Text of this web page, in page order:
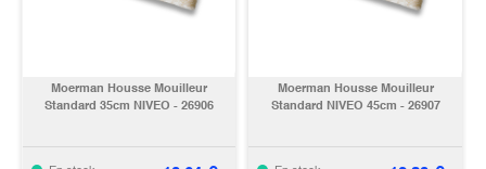
Moerman Housse Mouilleur
Standard 35cm NIVEO - 26906
Moerman Housse Mouilleur
Standard NIVEO 45cm - 26907